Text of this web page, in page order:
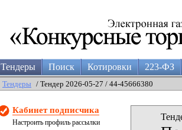
Тендеры Поиск Котировки 223-ФЗ
Тендеры / Тендер 2026-05-27 / 44-45666380
Кабинет подписчика
Настроить профиль рассылки